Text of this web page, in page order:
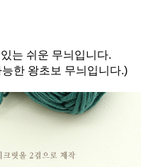
는 쉬운 무늬입니다.
한 왕초보 무늬입니다.)